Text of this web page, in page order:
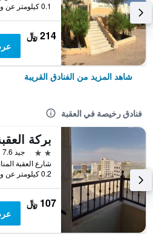
0.1 كيلومتر عن وسط المدينة
214 ﷼
شاهد المزيد من الفنادق القريبة
فنادق رخيصة في العقبة
2 نجمتين
جيد 7.6
0.2 كيلومتر عن وسط المدينة
107 ﷼